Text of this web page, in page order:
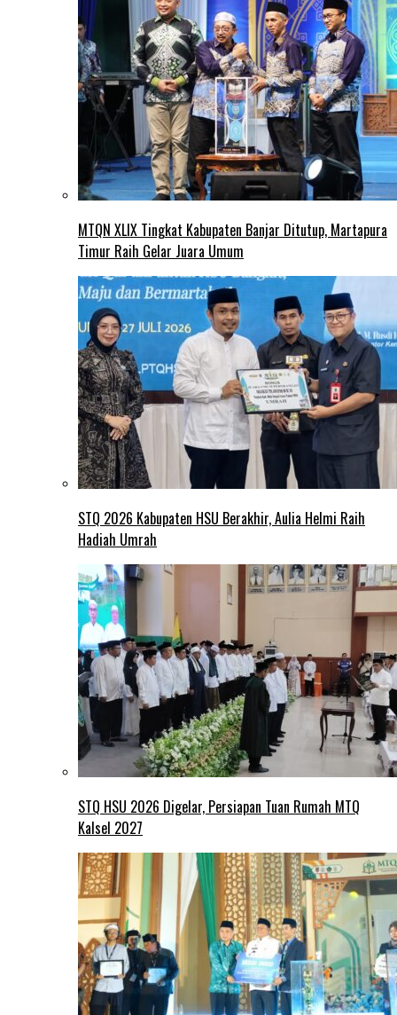
MTQN XLIX Tingkat Kabupaten Banjar Ditutup, Martapura
Timur Raih Gelar Juara Umum
STQ 2026 Kabupaten HSU Berakhir, Aulia Helmi Raih
Hadiah Umrah
STQ HSU 2026 Digelar, Persiapan Tuan Rumah MTQ
Kalsel 2027